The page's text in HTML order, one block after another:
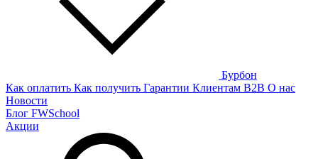
Бурбон
Как оплатить Как получить Гарантии Клиентам B2B О нас
Новости
Блог FWSchool
Акции